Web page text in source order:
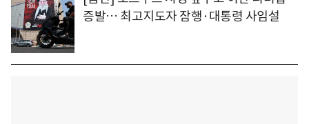
증발… 최고지도자 잠행·대통령 사임설